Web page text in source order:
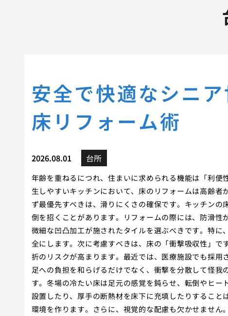
安全で快適なシニ
床リフォーム術
2026.08.01 台所
年齢を重ねるにつれ、住まいに求められる機能は「利
生しやすいキッチンにおいて、床のリフォームは高齢
ず最優先すべきは、滑りにくさの確保です。キッチン
倒を招くことがあります。リフォームの際には、防滑
微細な凹凸加工が施されたタイルを選ぶべきです。特
全にします。次に考慮すべきは、床の「衝撃吸収性」
折のリスクが高まります。最近では、医療施設でも採
足への負担を和らげるだけでなく、衝撃を分散して怪
す。冬場の冷たい床は足元の感覚を鈍らせ、転倒やヒ
設置したり、厚手の断熱材を床下に充填したりするこ
環境を作ります。さらに、視覚的な配慮も欠かせませ